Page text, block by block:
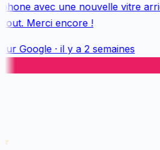
avec une nouvelle vitre
Merci encore !
Google· il y a 2 semaines